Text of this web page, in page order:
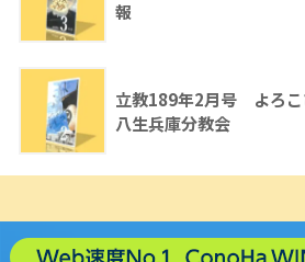
報
立教189年2月号 よろ
八生兵庫分教会